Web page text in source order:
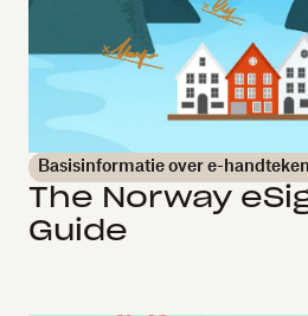
Basisinformatie over e-
The Norway
Guide